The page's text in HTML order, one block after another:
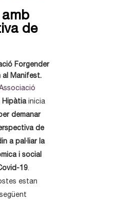
de
Forgender
al Manifest.
Hipàtiainicia
demanar
de
a pal·liar la
i social
19.
estan